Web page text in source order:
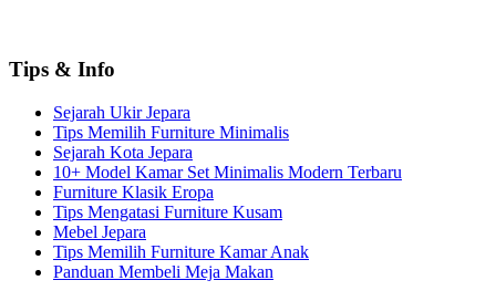
Tips & Info
Sejarah Ukir Jepara
Tips Memilih Furniture Minimalis
Sejarah Kota Jepara
10+ Model Kamar Set Minimalis Modern Terbaru
Furniture Klasik Eropa
Tips Mengatasi Furniture Kusam
Mebel Jepara
Tips Memilih Furniture Kamar Anak
Panduan Membeli Meja Makan